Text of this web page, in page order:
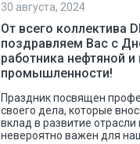
30 августа, 2024
От всего коллектива
поздравляем Вас с
работника нефтяной и
промышленности!
Праздник посвящен
своего дела, которые
вклад в развитие отрасли
невероятно важен для